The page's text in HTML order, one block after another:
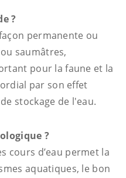
?
permanente ou
saumâtres,
pour la faune et la
par son effet
stockage de l'eau.
?
cours d’eau permet la
aquatiques, le bon